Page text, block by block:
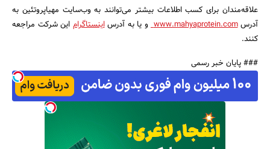
جستجو
علاقه‌مندان برای کسب اطلاعات بیشتر می‌توانند به وب‌سایت مهیاپروتئین به
آدرسwww.mahyaprotein.com و یا به آدرساینستاگرام این شرکت مراجعه
کنند.
### پایان خبر رسمی